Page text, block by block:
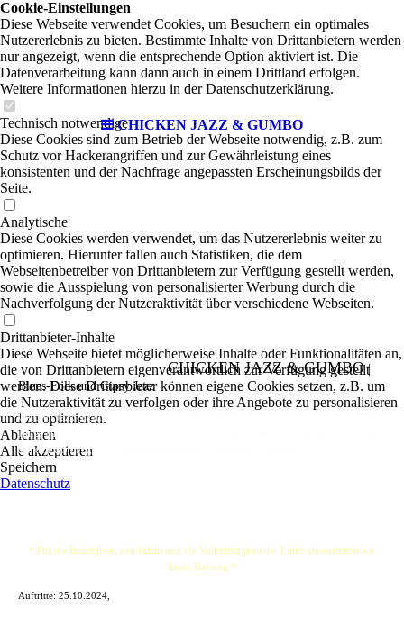
CHICKEN JAZZ & GUMBO
CHICKEN JAZZ & GUMBO|
Blues-Folk und Gipsy Jazz
Chicken Jazz & Gumbo: Zu eurer Erheiterung erfreuen euch vier leicht angesäuselte
Jungs aus dem mittleren Westen (Deutschlands) mit sweetem Rock und heißem Blues
aus den US of A, sowie einigen charmanten Eigenkompositionen.
* Für die Richtigkeit, den Inhalt und die Vollständigkeit der Links übernehmen wir
keine Haftung *
Auftritte: 25.10.2024,
Cookie-Einstellungen
Diese Webseite verwendet Cookies, um Besuchern ein optimales
Nutzererlebnis zu bieten. Bestimmte Inhalte von Drittanbietern werden
nur angezeigt, wenn die entsprechende Option aktiviert ist. Die
Datenverarbeitung kann dann auch in einem Drittland erfolgen.
Weitere Informationen hierzu in der Datenschutzerklärung.
Technisch notwendige
Diese Cookies sind zum Betrieb der Webseite notwendig, z.B. zum
Schutz vor Hackerangriffen und zur Gewährleistung eines
konsistenten und der Nachfrage angepassten Erscheinungsbilds der
Seite.
Analytische
Diese Cookies werden verwendet, um das Nutzererlebnis weiter zu
optimieren. Hierunter fallen auch Statistiken, die dem
Webseitenbetreiber von Drittanbietern zur Verfügung gestellt werden,
sowie die Ausspielung von personalisierter Werbung durch die
Nachverfolgung der Nutzeraktivität über verschiedene Webseiten.
Drittanbieter-Inhalte
Diese Webseite bietet möglicherweise Inhalte oder Funktionalitäten an,
die von Drittanbietern eigenverantwortlich zur Verfügung gestellt
werden. Diese Drittanbieter können eigene Cookies setzen, z.B. um
die Nutzeraktivität zu verfolgen oder ihre Angebote zu personalisieren
und zu optimieren.
Ablehnen
Alle akzeptieren
Speichern
Datenschutz